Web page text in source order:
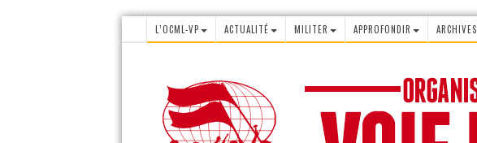
L’OCML-VP ACTUALITÉ MILITER APPROFONDIR ARCHIVES